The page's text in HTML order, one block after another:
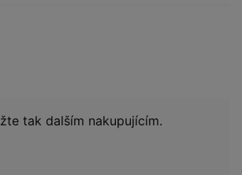
tak dalším nakupujícím.